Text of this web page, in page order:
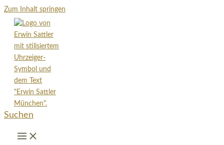
Zum Inhalt springen
Suchen